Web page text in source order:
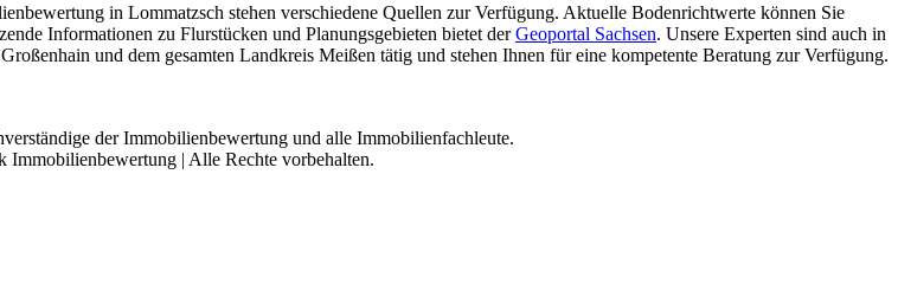
in Lommatzsch stehen verschiedene Quellen zur Verfügung. Aktuelle Bodenrichtwerte können Sie
Informationen zu Flurstücken und Planungsgebieten bietet derGeoportal Sachsen. Unsere Experten sind auch in
und dem gesamten Landkreis Meißen tätig und stehen Ihnen für eine kompetente Beratung zur Verfügung.
der Immobilienbewertung und alle Immobilienfachleute.
Immobilienbewertung | Alle Rechte vorbehalten.